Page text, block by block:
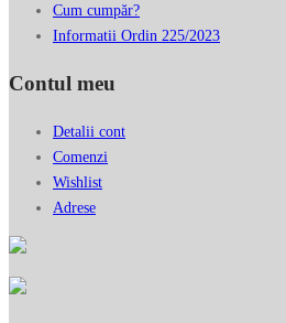
Cum cumpăr?
Informatii Ordin 225/2023
Contul meu
Detalii cont
Comenzi
Wishlist
Adrese